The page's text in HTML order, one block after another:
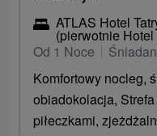
ATLAS Hotel
(pierwotnie Hotel
Od 1 Noce
Komfortowy nocleg,
obiadokolacja,
piłeczkami,